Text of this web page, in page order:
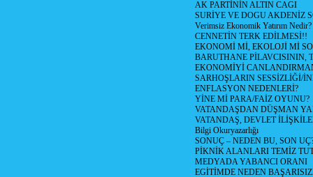
AK PARTİNİN ALTIN CAGI
SURİYE VE DOGU AKDENİZ
Verimsiz Ekonomik Yatırım Nedir?
CENNETİN TERK EDİLMESİ!!
EKONOMİ Mİ, EKOLOJİ Mİ
BARUTHANE PİLAVCISININ,
EKONOMİYİ
SARHOŞLARIN SESSİZLİĞİ/
ENFLASYON NEDENLERİ?
YİNE Mİ PARA/FAİZ OYUNU?
VATANDAŞDAN DÜŞMAN
VATANDAŞ, DEVLET
Bilgi Okuryazarlığı
SONUÇ – NEDEN BU, SON
PİKNİK ALANLARI TEMİZ
MEDYADA YABANCI ORANI
EGİTİMDE NEDEN